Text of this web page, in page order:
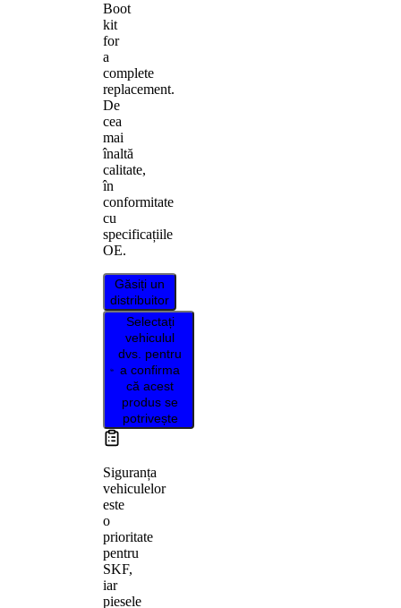
Boot
kit
for
a
complete
replacement.
De
cea
mai
înaltă
calitate,
în
conformitate
cu
specificațiile
OE.
Găsiți un
distribuitor
Selectați
vehiculul
dvs. pentru
a confirma
că acest
produs se
potrivește
Siguranța
vehiculelor
este
o
prioritate
pentru
SKF,
iar
piesele